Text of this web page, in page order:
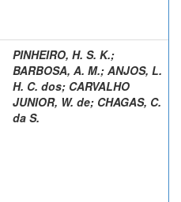
PINHEIRO, H. S. K.;
BARBOSA, A. M.; ANJOS, L.
H. C. dos; CARVALHO
JUNIOR, W. de; CHAGAS, C.
da S.